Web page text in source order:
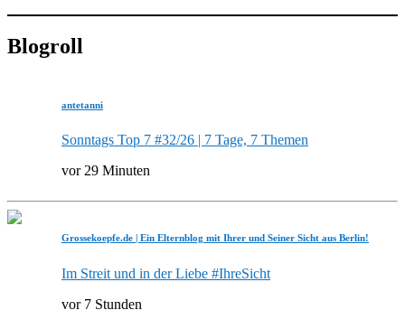
Blogroll
antetanni
Sonntags Top 7 #32/26 | 7 Tage, 7 Themen
vor 29 Minuten
Grossekoepfe.de | Ein Elternblog mit Ihrer und Seiner Sicht aus Berlin!
Im Streit und in der Liebe #IhreSicht
vor 7 Stunden